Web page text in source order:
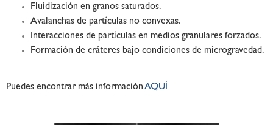
Fluidización en granos saturados.
Avalanchas de partículas no convexas.
Interacciones de partículas en medios granulares forzados.
Formación de cráteres bajo condiciones de microgravedad.
Puedes encontrar más informaciónAQUÍ